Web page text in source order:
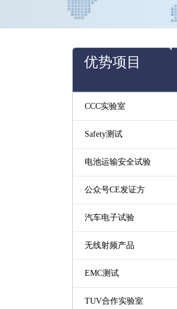
优势项目
CCC实验室
Safety测试
电池运输安全试验
公众号CE发证方
汽车电子试验
无线射频产品
EMC测试
TUV合作实验室